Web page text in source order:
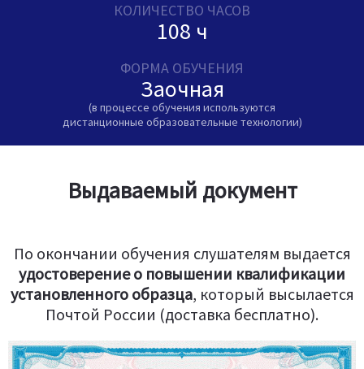
КОЛИЧЕСТВО ЧАСОВ
108 ч
ФОРМА ОБУЧЕНИЯ
Заочная
(в процессе обучения используются
дистанционные образовательные технологии)
Выдаваемый документ
По окончании обучения слушателям выдается
удостоверение о повышении квалификации
установленного образца, который высылается
Почтой России (доставка бесплатно).